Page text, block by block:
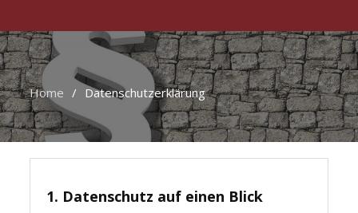
Home Datenschutzerklärung
1. Datenschutz auf einen Blick